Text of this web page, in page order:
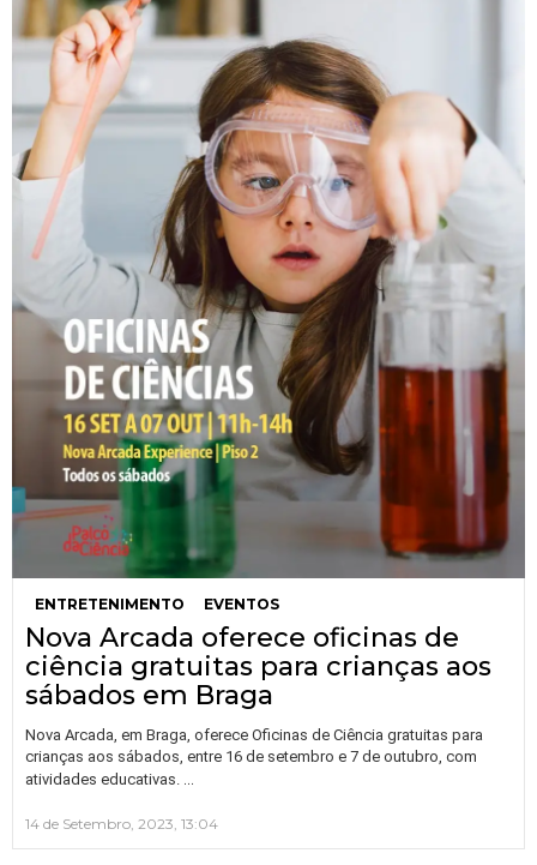
ENTRETENIMENTO EVENTOS
Nova Arcada oferece oficinas de
ciência gratuitas para crianças aos
sábados em Braga
Nova Arcada, em Braga, oferece Oficinas de Ciência gratuitas para
crianças aos sábados, entre 16 de setembro e 7 de outubro, com
atividades educativas.
14 de Setembro, 2023, 13:04